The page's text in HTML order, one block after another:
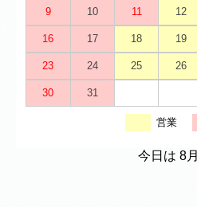
9 10 11 12
16 17 18 19
23 24 25 26
30 31
営業
今日は 8